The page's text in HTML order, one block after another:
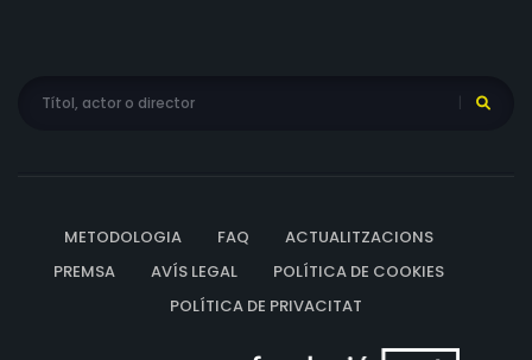
METODOLOGIA FAQ
ACTUALITZACIONS
PREMSA
AVÍS LEGAL
POLÍTICA DE COOKIES
POLÍTICA DE PRIVACITAT